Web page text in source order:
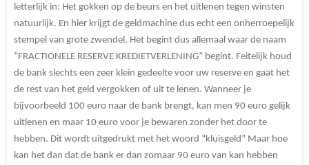
letterlijk in: Het gokken op de beurs en het uitlenen tegen winsten
natuurlijk. En hier krijgt de geldmachine dus echt een onherroepelijk
stempel van grote zwendel. Het begint dus allemaal waar de naam
“FRACTIONELE RESERVE KREDIETVERLENING” begint. Feitelijk houd
de bank slechts een zeer klein gedeelte voor uw reserve en gaat het
de rest van het geld vergokken of uit te lenen. Wanneer je
bijvoorbeeld 100 euro naar de bank brengt, kan men 90 euro gelijk
uitlenen en maar 10 euro voor je bewaren zonder het door te
hebben. Dit wordt uitgedrukt met het woord “kluisgeld” Maar hoe
kan het dan dat de bank er dan zomaar 90 euro van kan hebben